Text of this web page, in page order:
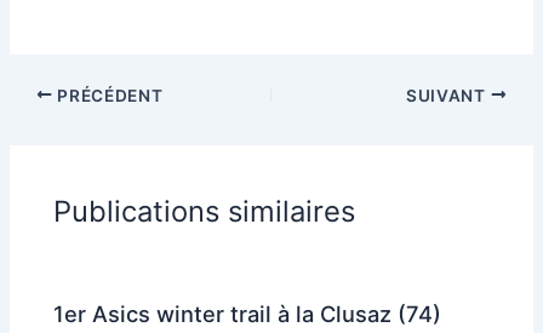
PRÉCÉDENT SUIVANT
Publications similaires
1er Asics winter trail à la Clusaz (74)